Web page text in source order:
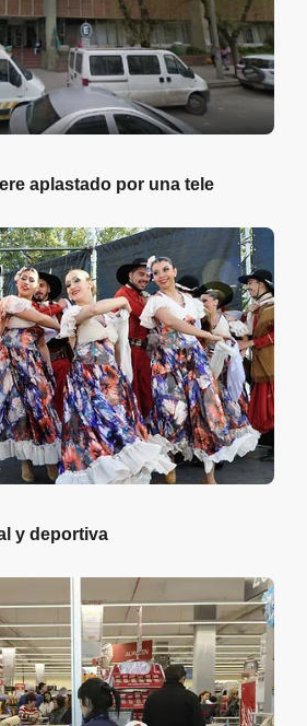
aplastado por una tele
y deportiva